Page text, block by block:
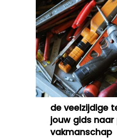
de veelzijdige
jouw gids naar
vakmanschap